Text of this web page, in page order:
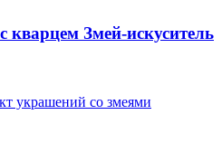
Змей-искуситель